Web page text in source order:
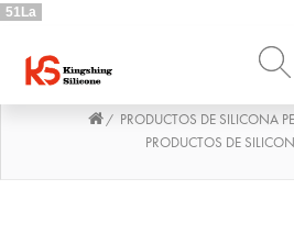
51La
ENGLISH
English
/ PRODUCTOS DE SILICONA
PRODUCTOS DE